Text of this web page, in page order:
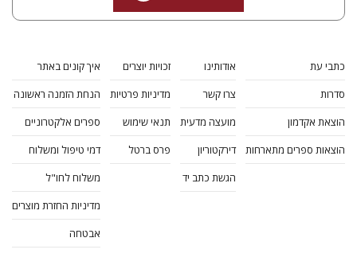
כתבי עת
סדרות
הוצאת אקדמון
הוצאות ספרים מתארחות
אודותינו
צרו קשר
מועצה מדעית
דירקטוריון
הגשת כתב יד
זכויות יוצרים
מדיניות פרטיות
תנאי שימוש
פרס ברטל
איך קונים באתר
הנחת הזמנה ראשונה
ספרים אלקטרוניים
דמי טיפול ומשלוח
משלוח לחו"ל
מדיניות החזרת מוצרים
אבטחה